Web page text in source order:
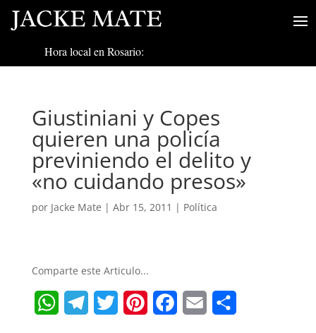
Hora local en Rosario:
Giustiniani y Copes
quieren una policía
previniendo el delito y
«no cuidando presos»
por Jacke Mate | Abr 15, 2011 | Política
Comparte este Articulo...